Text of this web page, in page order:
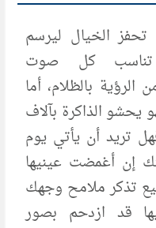
تحفز الخيال ليرسم
كل صوت
الرؤية بالظلام، أما
يحشو الذاكرة بآلاف
تريد أن يأتي يوم
إن أغمضت عينيها
تذكر ملامح وجهك
قد ازدحم بصور